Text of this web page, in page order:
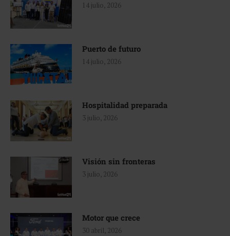
14 julio, 2026
Puerto de futuro
14 julio, 2026
Hospitalidad preparada
3 julio, 2026
Visión sin fronteras
3 julio, 2026
Motor que crece
30 abril, 2026